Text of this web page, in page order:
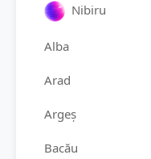
Nibiru
Alba
Arad
Argeș
Bacău